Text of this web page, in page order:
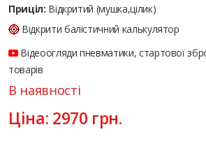
Приціл: Відкритий (мушка,цілик)
Відкрити балістичний калькулятор
Відеоогляди пневматики, стартової
товарів
В наявності
Ціна: 2970 грн.